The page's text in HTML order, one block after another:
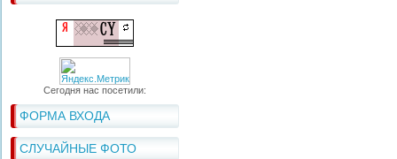
Сегодня нас посетили:
ФОРМА ВХОДА
СЛУЧАЙНЫЕ ФОТО